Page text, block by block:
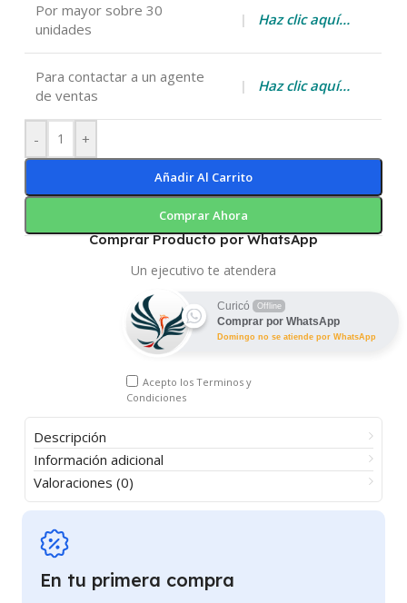
Por mayor sobre 30
unidades
| Haz clic aquí…
Para contactar a un agente
de ventas
| Haz clic aquí…
- +
Añadir Al Carrito
Comprar Ahora
Comprar Producto por WhatsApp
Un ejecutivo te atendera
Curicó Offline
Comprar por WhatsApp
Domingo no se atiende por WhatsApp
Acepto losTerminos y
Condiciones
Descripción
Información adicional
Valoraciones (0)
En tu primera compra